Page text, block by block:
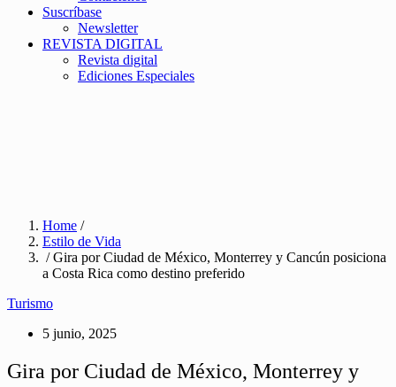
Suscríbase
Newsletter
REVISTA DIGITAL
Revista digital
Ediciones Especiales
Home /
Estilo de Vida
/ Gira por Ciudad de México, Monterrey y Cancún posiciona
a Costa Rica como destino preferido
Turismo
5 junio, 2025
Gira por Ciudad de México, Monterrey y